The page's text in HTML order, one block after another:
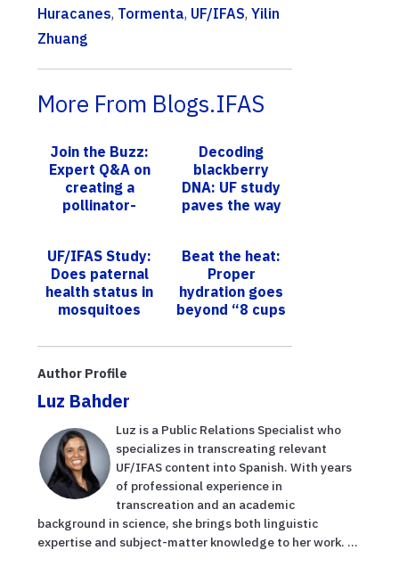
Huracanes, Tormenta, UF/IFAS, Yilin
Zhuang
More From Blogs.IFAS
Join the Buzz:
Expert Q&A on
creating a
pollinator-
Honey Bee Day
Decoding
blackberry
DNA: UF study
paves the way
strategies and
better berries
...
UF/IFAS Study:
Does paternal
health status in
mosquitoes
maternal
results?
Beat the heat:
Proper
hydration goes
beyond “8 cups
Author Profile
Luz Bahder
Luz is a Public Relations Specialist who
specializes in transcreating relevant
UF/IFAS content into Spanish. With years
of professional experience in
transcreation and an academic
background in science, she brings both linguistic
expertise and subject-matter knowledge to her work. ...